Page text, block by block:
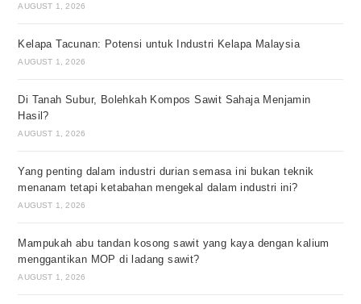
AUGUST 1, 2026
Kelapa Tacunan: Potensi untuk Industri Kelapa Malaysia
AUGUST 1, 2026
Di Tanah Subur, Bolehkah Kompos Sawit Sahaja Menjamin
Hasil?
AUGUST 1, 2026
Yang penting dalam industri durian semasa ini bukan teknik
menanam tetapi ketabahan mengekal dalam industri ini?
AUGUST 1, 2026
Mampukah abu tandan kosong sawit yang kaya dengan kalium
menggantikan MOP di ladang sawit?
AUGUST 1, 2026